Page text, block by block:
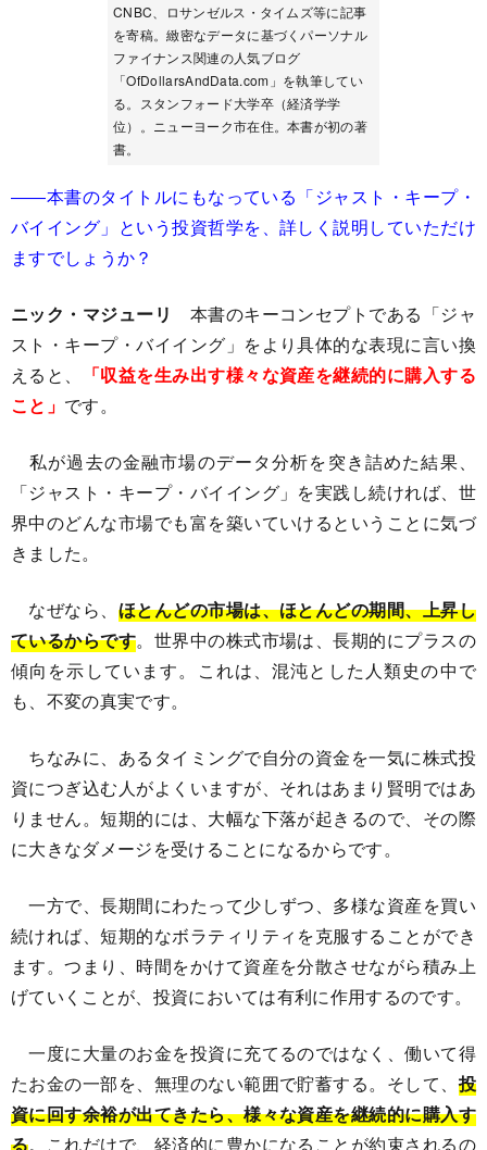
CNBC、ロサンゼルス・タイムズ等に記事
を寄稿。緻密なデータに基づくパーソナル
ファイナンス関連の人気ブログ
「OfDollarsAndData.com」を執筆してい
る。スタンフォード大学卒（経済学学
位）。ニューヨーク市在住。本書が初の著
書。
――本書のタイトルにもなっている「ジャスト・キープ・
バイイング」という投資哲学を、詳しく説明していただけ
ますでしょうか？
ニック・マジューリ
本書のキーコンセプトである「ジャ
スト・キープ・バイイング」をより具体的な表現に言い換
えると、
「収益を生み出す様々な資産を継続的に購入する
こと」 です。
私が過去の金融市場のデータ分析を突き詰めた結果、
「ジャスト・キープ・バイイング」を実践し続ければ、世
界中のどんな市場でも富を築いていけるということに気づ
きました。
なぜなら、 ほとんどの市場は、ほとんどの期間、上昇し
ているからです。世界中の株式市場は、長期的にプラスの
傾向を示しています。これは、混沌とした人類史の中で
も、不変の真実です。
ちなみに、あるタイミングで自分の資金を一気に株式投
資につぎ込む人がよくいますが、それはあまり賢明ではあ
りません。短期的には、大幅な下落が起きるので、その際
に大きなダメージを受けることになるからです。
一方で、長期間にわたって少しずつ、多様な資産を買い
続ければ、短期的なボラティリティを克服することができ
ます。つまり、時間をかけて資産を分散させながら積み上
げていくことが、投資においては有利に作用するのです。
一度に大量のお金を投資に充てるのではなく、働いて得
たお金の一部を、無理のない範囲で貯蓄する。そして、 投
資に回す余裕が出てきたら、様々な資産を継続的に購入す
る。これだけで、経済的に豊かになることが約束されるの